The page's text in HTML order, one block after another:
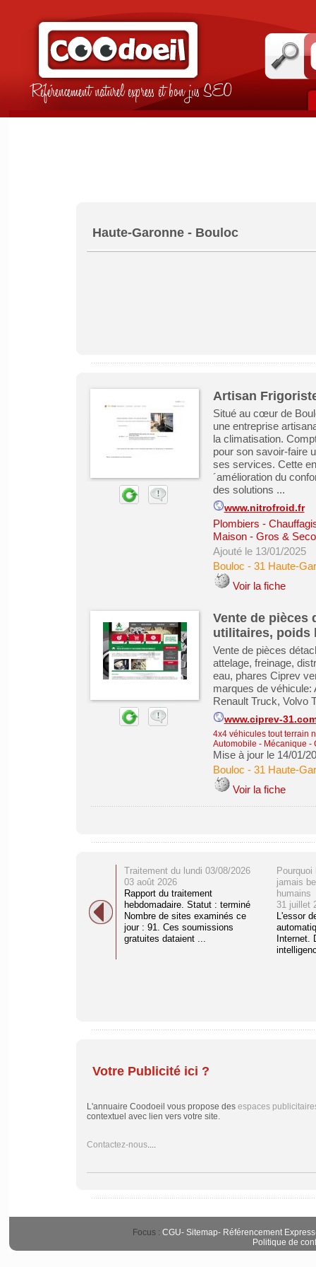
Référencement naturel express et bon jus SEO
Haute-Garonne - Bouloc
Artisan
Situé au cœur de
une entreprise
la climatisation.
pour son savoir-faire
ses services. Cette
´amélioration du
des solutions ...
www.nitrofroid.fr
Plombiers -
Maison - Gros &
Ajouté le 13/01/2025
Bouloc - 31 Haute-
Voir la fiche
Vente de pièces
utilitaires, poids
Vente de pièces
attelage, freinage,
eau, phares Ciprev
marques de véhicule:
Renault Truck, Volvo
www.ciprev-
4x4 véhicules tout terrain
Automobile - Mécanique -
Mise à jour le 14/01/
Bouloc - 31 Haute-
Voir la fiche
Traitement du lundi 03/08/2026
03 août 2026
Rapport du traitement
hebdomadaire. Statut : terminé
Nombre de sites examinés ce
jour : 91. Ces soumissions
gratuites dataient ...
jamais
humains
31 juillet
L'essor
Internet.
Votre Publicité ici ?
L'annuaire Coodoeil vous propose des espaces
contextuel avec lien vers votre site.
Contactez-nous....
Focus : CGU- Sitemap- Référencement Express
Politique de